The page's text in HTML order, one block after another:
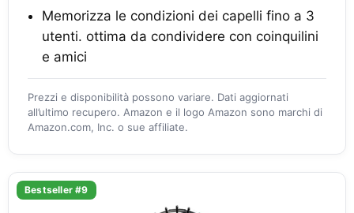
Memorizza le condizioni dei capelli fino a 3
utenti. ottima da condividere con coinquilini
e amici
Prezzi e disponibilità possono variare. Dati aggiornati
all’ultimo recupero. Amazon e il logo Amazon sono marchi di
Amazon.com, Inc. o sue affiliate.
Bestseller #9